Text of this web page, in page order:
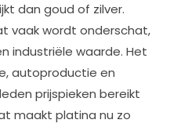
dan goud of zilver.
vaak wordt onderschat,
industriële waarde. Het
autoproductie en
prijspieken bereikt
maakt platina nu zo